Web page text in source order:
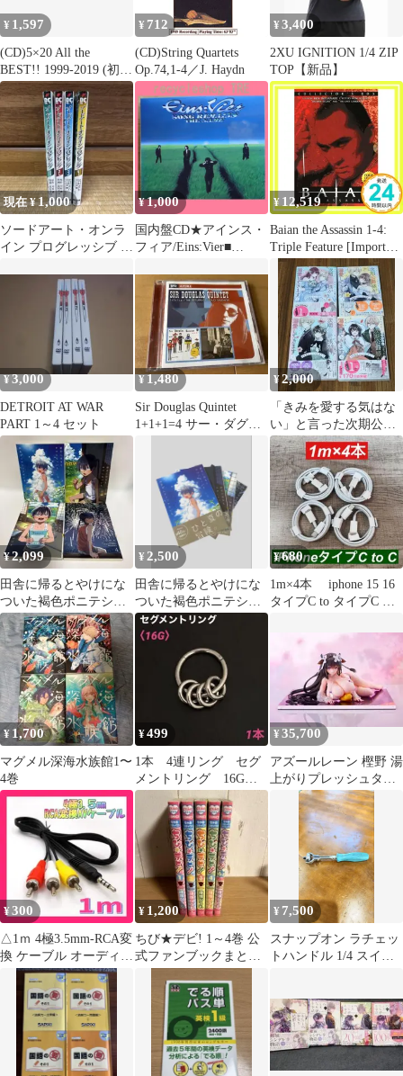
¥ 1,597
(CD)5×20 All the
BEST!! 1999-2019 (初回
限定盤1) (4CD+1DVD-
A) - 嵐／
¥ 712
(CD)String Quartets
Op.74,1-4／J. Haydn
¥3,400
2XU IGNITION 1/4 ZIP
TOP【新品】
現在 ¥1,000
ソードアート・オンラ
イン プログレッシブ 1-
¥1,000
国内盤CD★アインス・
フィア/Eins:Vier■
【MECR18003/49880300
10236】C20338
¥ 12,519
Baian the Assassin 1-4:
Triple Feature [Import
USA Zone 1] [DVD]_02
¥3,000
DETROIT AT WAR
PART 1～4 セット
¥1,480
Sir Douglas Quintet
1+1+1=4 サー・ダグラ
¥2,000
「きみを愛する気はな
い」と言った次期公爵
様がなぜか溺愛してき
ます 1〜4巻
¥2,099
田舎に帰るとやけにな
ついた褐色ポニテショ
タがいる 全巻 1〜4 完
結セット
¥ 2,500
田舎に帰るとやけにな
ついた褐色ポニテショ
タがいる 1-4巻 完結
セット
¥680
1m×4本 iphone 15 16
タイプC to タイプC 純
¥ 1,700
マグメル深海水族館1〜
4巻
¥499
1本 4連リング セグ
メントリング 16G内
径10mm ボディピアス
¥35,700
アズールレーン 樫野 湯
上がりプレッシュタイ
ム1/4完成品 フィギュア
¥300
△1ｍ 4極3.5mm-RCA変
換 ケーブル オーディオ
ステレオ AV
¥ 1,200
ちび★デビ! 1～4巻 公
式ファンブックまとめ
¥ 7,500
スナップオン ラチェッ
トハンドル 1/4 スイベ